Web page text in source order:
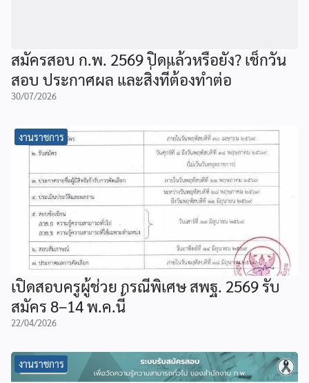
สมัครสอบ ก.พ. 2569 ปิดแล้วหรือยัง? เช็กวัน
สอบ ประกาศผล และสิ่งที่ต้องทำต่อ
30/07/2026
งานราชการ
เปิดสอบครูผู้ช่วย กรณีพิเศษ สพฐ. 2569 รับ
สมัคร 8–14 พ.ค.นี้
22/04/2026
งานราชการ